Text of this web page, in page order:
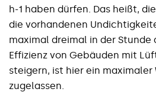
h-1 haben dürfen. Das heißt,
die vorhandenen
maximal dreimal in der Stunde
Effizienz von Gebäuden mit
steigern, ist hier ein maximaler
zugelassen.